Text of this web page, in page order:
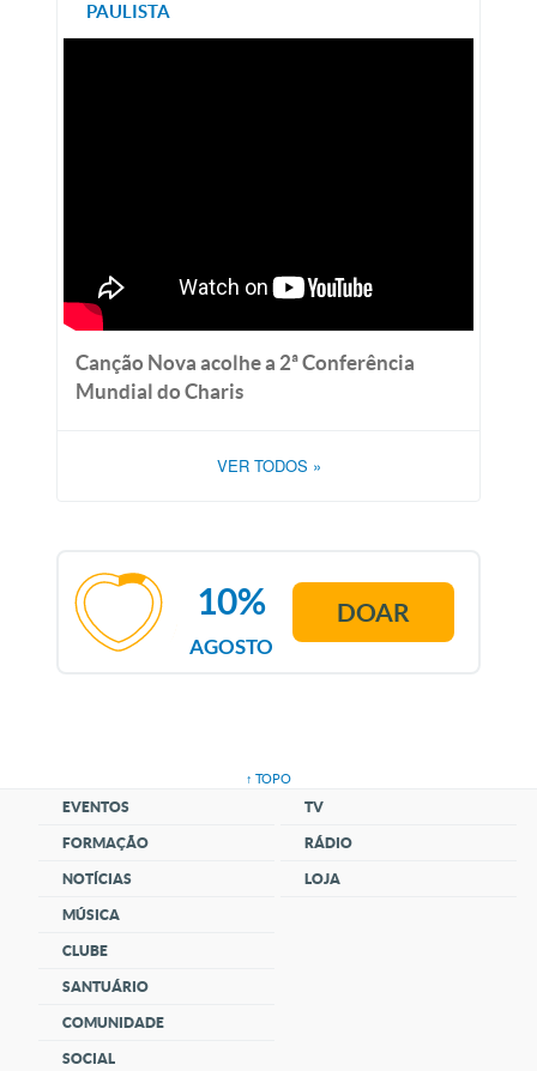
PAULISTA
Canção Nova acolhe a 2ª Conferência
Mundial do Charis
VER TODOS »
AGOSTO
10% DOAR
↑ TOPO
EVENTOS
FORMAÇÃO
NOTÍCIAS
MÚSICA
CLUBE
SANTUÁRIO
COMUNIDADE
SOCIAL
TV
RÁDIO
LOJA